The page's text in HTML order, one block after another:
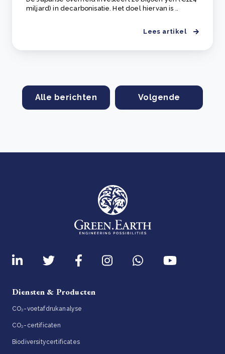
miljard) in decarbonisatie. Het doel hiervan is ..
Lees artikel
Alle berichten Volgende
Diensten & Producten
CO₂-voetafdrukanalyse
CO₂-certificaten
Biodiversitycertificates